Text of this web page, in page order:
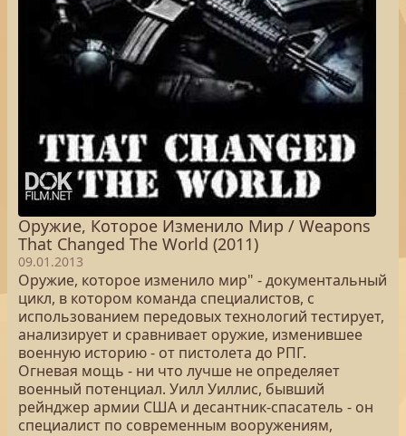
Оружие, Которое Изменило Мир / Weapons
That Changed The World (2011)
09.01.2013
Оружие, которое изменило мир" - документальный
цикл, в котором команда специалистов, с
использованием передовых технологий тестирует,
анализирует и сравнивает оружие, изменившее
военную историю - от пистолета до РПГ.
Огневая мощь - ни что лучше не определяет
военный потенциал. Уилл Уиллис, бывший
рейнджер армии США и десантник-спасатель - он
специалист по современным вооружениям,